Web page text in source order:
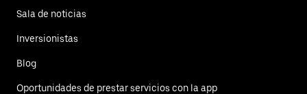
Sala de noticias
Inversionistas
Blog
Oportunidades de prestar servicios con la app